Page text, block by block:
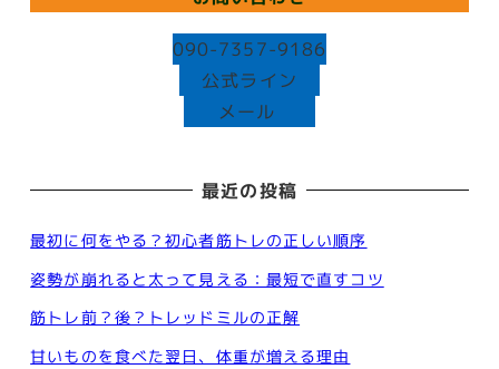
090-7357-9186
公式ライン
メール
最近の投稿
最初に何をやる？初心者筋トレの正しい順序
姿勢が崩れると太って見える：最短で直すコツ
筋トレ前？後？トレッドミルの正解
甘いものを食べた翌日、体重が増える理由